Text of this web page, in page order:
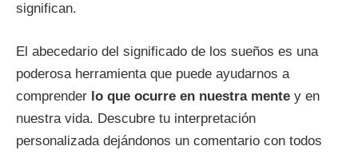
significan.
El abecedario del significado de los sueños es una
poderosa herramienta que puede ayudarnos a
comprender lo que ocurre en nuestra mente y en
nuestra vida. Descubre tu interpretación
personalizada dejándonos un comentario con todos